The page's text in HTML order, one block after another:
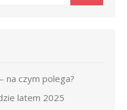
na czym polega?
latem 2025